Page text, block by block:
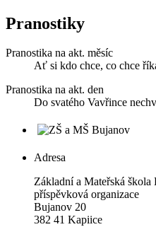
Pranostiky
Pranostika na akt. měsíc
Ať si kdo chce, co chce
Pranostika na akt. den
Do svatého Vavřince
Adresa
Základní a Mateřská škola
příspěvková organizace
Bujanov 20
382 41 Kapiice